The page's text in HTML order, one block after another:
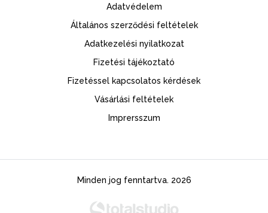
Adatvédelem
Általános szerződési feltételek
Adatkezelési nyilatkozat
Fizetési tájékoztató
Fizetéssel kapcsolatos kérdések
Vásárlási feltételek
Imprersszum
Minden jog fenntartva. 2026